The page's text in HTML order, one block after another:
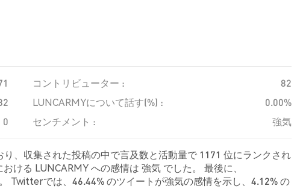
コントリビューター :
82
LUNCARMYについて話す(%) :
0.00%
0 センチメント : 強気
、収集された投稿の中で言及数と活動量で 1171 位にランクされ
ける LUNCARMY への感情は 強気 でした。 最後に、
Twitterでは、46.44% のツイートが強気の感情を示し、4.12% の